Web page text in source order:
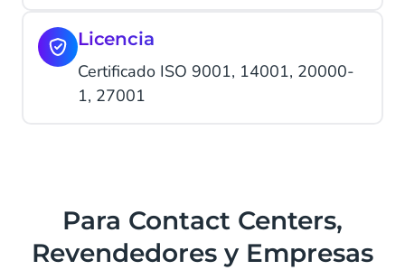
Licencia
Certificado ISO 9001, 14001, 20000-
1, 27001
Para Contact Centers,
Revendedores y Empresas